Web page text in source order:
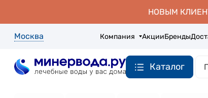
НОВЫМ
Москва Компания АкцииБренды
Каталог